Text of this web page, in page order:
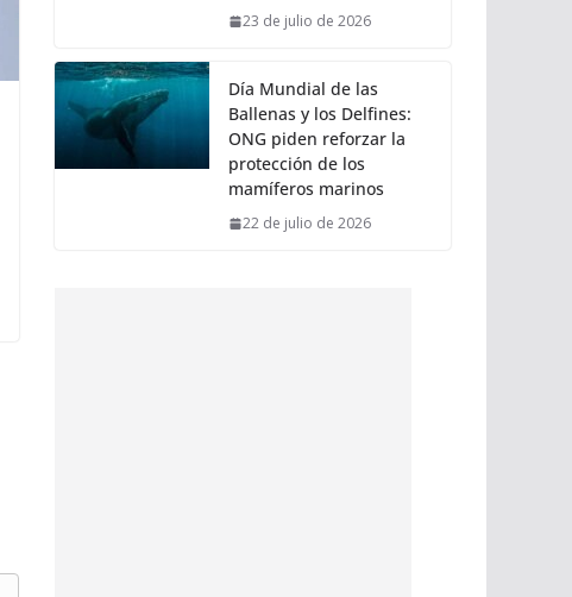
23 de julio de 2026
Día Mundial de las
Ballenas y los Delfines:
ONG piden reforzar la
protección de los
mamíferos marinos
22 de julio de 2026